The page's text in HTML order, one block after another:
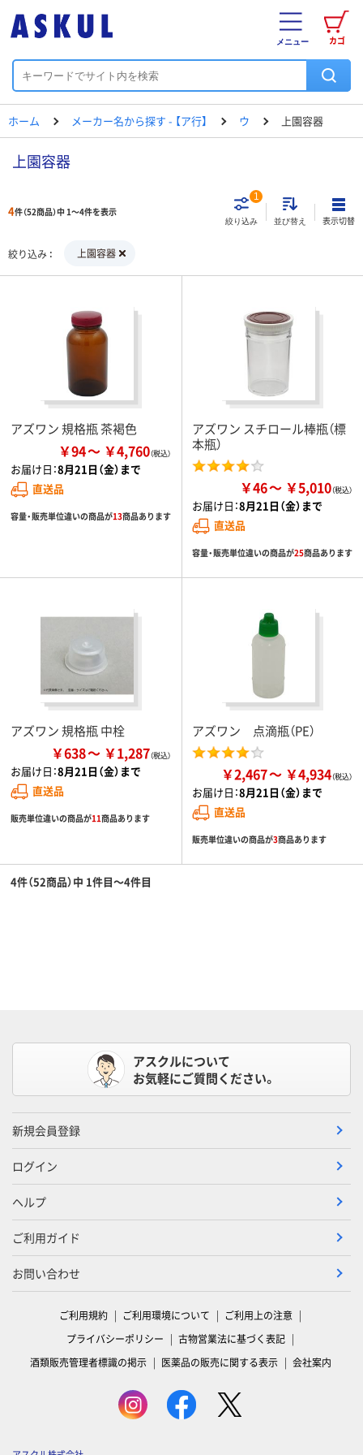
カゴ
メニュー
ホーム メーカー名から探す - 【ア行】 ウ 上園容器
上園容器
4件（52商品）中 1～4件を表示
絞り込み
1
並び替え 表示切替
絞り込み 上園容器
アズワン 規格瓶 茶褐色
￥94 ￥4,760
お届け日：8月21日（金）まで
直送品
容量・販売単位違いの商品が13商品あります
アズワン スチロール棒瓶（標
本瓶）
￥46 ￥5,010
お届け日：8月21日（金）まで
直送品
容量・販売単位違いの商品が25商品あります
アズワン 規格瓶 中栓
￥638 ￥1,287
お届け日：8月21日（金）まで
直送品
販売単位違いの商品が11商品あります
アズワン 点滴瓶（PE）
￥2,467 ￥4,934
お届け日：8月21日（金）まで
直送品
販売単位違いの商品が3商品あります
4件（52商品）中 1件目～4件目
アスクルについて
お気軽にご質問ください。
新規会員登録
ログイン
ヘルプ
ご利用ガイド
お問い合わせ
ご利用規約 ご利用環境について
ご利用上の注意
プライバシーポリシー
古物営業法に基づく表記
酒類販売管理者標識の掲示
医薬品の販売に関する表示 会社案内